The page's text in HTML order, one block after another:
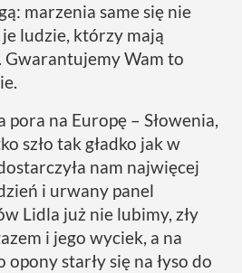
marzenia same się nie
je ludzie, którzy mają
Wam to
pora na Europę – Słowenia,
szło tak gładko jak w
nam najwięcej
i urwany panel
Lidla już nie lubimy, zły
i jego wyciek, a na
starły się na łyso do